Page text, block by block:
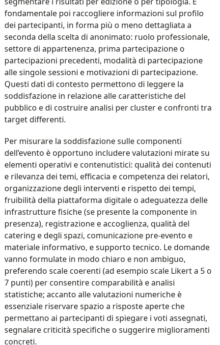
fondamentale poi raccogliere informazioni sul profilo
dei partecipanti, in forma più o meno dettagliata a
seconda della scelta di anonimato: ruolo professionale,
settore di appartenenza, prima partecipazione o
partecipazioni precedenti, modalità di partecipazione
alle singole sessioni e motivazioni di partecipazione.
Questi dati di contesto permettono di leggere la
soddisfazione in relazione alle caratteristiche del
pubblico e di costruire analisi per cluster e confronti tra
target differenti.
Per misurare la soddisfazione sulle componenti
dell’evento è opportuno includere valutazioni mirate su
elementi operativi e contenutistici: qualità dei contenuti
e rilevanza dei temi, efficacia e competenza dei relatori,
organizzazione degli interventi e rispetto dei tempi,
fruibilità della piattaforma digitale o adeguatezza delle
infrastrutture fisiche (se presente la componente in
presenza), registrazione e accoglienza, qualità del
catering e degli spazi, comunicazione pre-evento e
materiale informativo, e supporto tecnico. Le domande
vanno formulate in modo chiaro e non ambiguo,
preferendo scale coerenti (ad esempio scale Likert a 5 o
7 punti) per consentire comparabilità e analisi
statistiche; accanto alle valutazioni numeriche è
essenziale riservare spazio a risposte aperte che
permettano ai partecipanti di spiegare i voti assegnati,
segnalare criticità specifiche o suggerire miglioramenti
concreti.